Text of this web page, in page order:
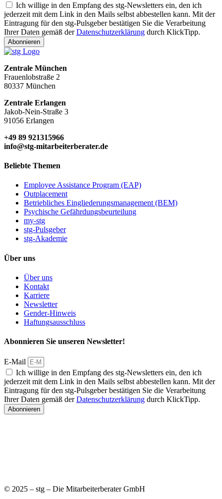
Ich willige in den Empfang des stg-Newsletters ein, den ich
jederzeit mit dem Link in den Mails selbst abbestellen kann. Mit der
Eintragung für den stg-Pulsgeber bestätigen Sie die Verarbeitung
Ihrer Daten gemäß derDatenschutzerklärung durch KlickTipp.
Abonnieren
Zentrale München
Frauenlobstraße 2
80337 München
Zentrale Erlangen
Jakob-Nein-Straße 3
91056 Erlangen
+49 89 921315966
info@stg-mitarbeiterberater.de
Beliebte Themen
Employee Assistance Program (EAP)
Outplacement
Betriebliches Eingliederungsmanagement (BEM)
Psychische Gefährdungsbeurteilung
my-stg
stg-Pulsgeber
stg-Akademie
Über uns
Über uns
Kontakt
Karriere
Newsletter
Gender-Hinweis
Haftungsausschluss
Abonnieren Sie unseren Newsletter!
E-Mail
Ich willige in den Empfang des stg-Newsletters ein, den ich
jederzeit mit dem Link in den Mails selbst abbestellen kann. Mit der
Eintragung für den stg-Pulsgeber bestätigen Sie die Verarbeitung
Ihrer Daten gemäß derDatenschutzerklärung durch KlickTipp.
Abonnieren
© 2025 – stg – Die Mitarbeiterberater GmbH